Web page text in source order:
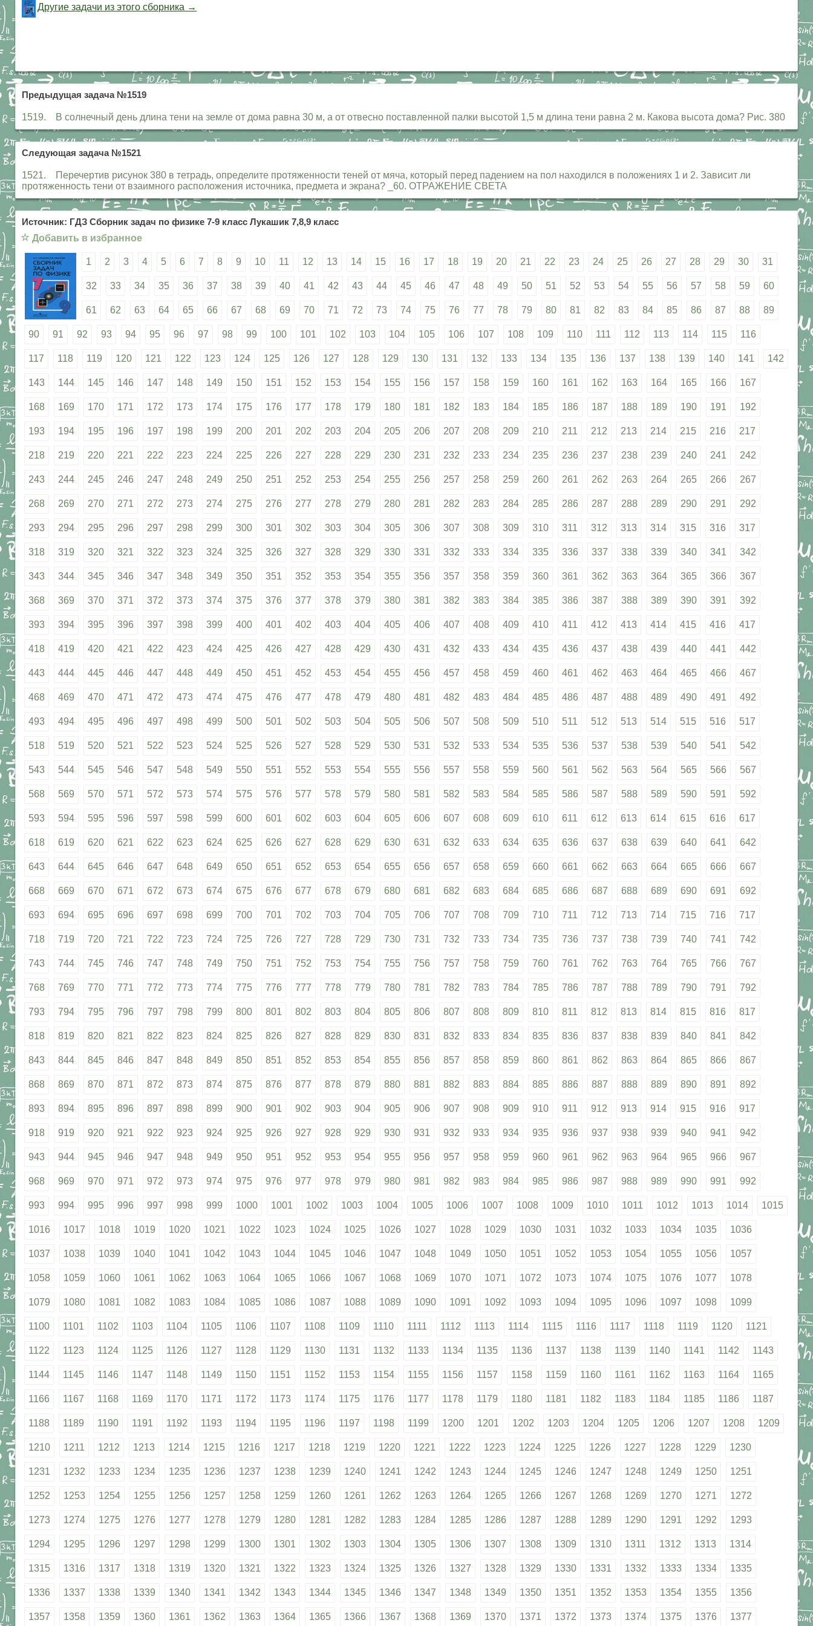
Другие задачи из этого сборника →
Предыдущая задача №1519
1519. В солнечный день длина тени на земле от дома равна 30 м, а от отвесно поставленной палки высотой 1,5 м длина тени равна 2 м. Какова высота дома? Рис. 380
Следующая задача №1521
1521. Перечертив рисунок 380 в тетрадь, определите протяженности теней от мяча, который перед падением на пол находился в положениях 1 и 2. Зависит ли
протяженность тени от взаимного расположения источника, предмета и экрана? _60. ОТРАЖЕНИЕ СВЕТА
Источник: ГДЗ Сборник задач по физике 7-9 класс Лукашик 7,8,9 класс
☆ Добавить в избранное
1 2 3 4 5 6 7 8 9 10 11 12 13 14 15 16 17 18 19 20 21 22 23 24 25 26 27 28 29 30 31
32 33 34 35 36 37 38 39 40 41 42 43 44 45 46 47 48 49 50 51 52 53 54 55 56 57 58 59 60
61 62 63 64 65 66 67 68 69 70 71 72 73 74 75 76 77 78 79 80 81 82 83 84 85 86 87 88 89
90 91 92 93 94 95 96 97 98 99 100 101 102 103 104 105 106 107 108 109 110 111 112 113 114 115 116
117 118 119 120 121 122 123 124 125 126 127 128 129 130 131 132 133 134 135 136 137 138 139 140 141 142
143 144 145 146 147 148 149 150 151 152 153 154 155 156 157 158 159 160 161 162 163 164 165 166 167
168 169 170 171 172 173 174 175 176 177 178 179 180 181 182 183 184 185 186 187 188 189 190 191 192
193 194 195 196 197 198 199 200 201 202 203 204 205 206 207 208 209 210 211 212 213 214 215 216 217
218 219 220 221 222 223 224 225 226 227 228 229 230 231 232 233 234 235 236 237 238 239 240 241 242
243 244 245 246 247 248 249 250 251 252 253 254 255 256 257 258 259 260 261 262 263 264 265 266 267
268 269 270 271 272 273 274 275 276 277 278 279 280 281 282 283 284 285 286 287 288 289 290 291 292
293 294 295 296 297 298 299 300 301 302 303 304 305 306 307 308 309 310 311 312 313 314 315 316 317
318 319 320 321 322 323 324 325 326 327 328 329 330 331 332 333 334 335 336 337 338 339 340 341 342
343 344 345 346 347 348 349 350 351 352 353 354 355 356 357 358 359 360 361 362 363 364 365 366 367
368 369 370 371 372 373 374 375 376 377 378 379 380 381 382 383 384 385 386 387 388 389 390 391 392
393 394 395 396 397 398 399 400 401 402 403 404 405 406 407 408 409 410 411 412 413 414 415 416 417
418 419 420 421 422 423 424 425 426 427 428 429 430 431 432 433 434 435 436 437 438 439 440 441 442
443 444 445 446 447 448 449 450 451 452 453 454 455 456 457 458 459 460 461 462 463 464 465 466 467
468 469 470 471 472 473 474 475 476 477 478 479 480 481 482 483 484 485 486 487 488 489 490 491 492
493 494 495 496 497 498 499 500 501 502 503 504 505 506 507 508 509 510 511 512 513 514 515 516 517
518 519 520 521 522 523 524 525 526 527 528 529 530 531 532 533 534 535 536 537 538 539 540 541 542
543 544 545 546 547 548 549 550 551 552 553 554 555 556 557 558 559 560 561 562 563 564 565 566 567
568 569 570 571 572 573 574 575 576 577 578 579 580 581 582 583 584 585 586 587 588 589 590 591 592
593 594 595 596 597 598 599 600 601 602 603 604 605 606 607 608 609 610 611 612 613 614 615 616 617
618 619 620 621 622 623 624 625 626 627 628 629 630 631 632 633 634 635 636 637 638 639 640 641 642
643 644 645 646 647 648 649 650 651 652 653 654 655 656 657 658 659 660 661 662 663 664 665 666 667
668 669 670 671 672 673 674 675 676 677 678 679 680 681 682 683 684 685 686 687 688 689 690 691 692
693 694 695 696 697 698 699 700 701 702 703 704 705 706 707 708 709 710 711 712 713 714 715 716 717
718 719 720 721 722 723 724 725 726 727 728 729 730 731 732 733 734 735 736 737 738 739 740 741 742
743 744 745 746 747 748 749 750 751 752 753 754 755 756 757 758 759 760 761 762 763 764 765 766 767
768 769 770 771 772 773 774 775 776 777 778 779 780 781 782 783 784 785 786 787 788 789 790 791 792
793 794 795 796 797 798 799 800 801 802 803 804 805 806 807 808 809 810 811 812 813 814 815 816 817
818 819 820 821 822 823 824 825 826 827 828 829 830 831 832 833 834 835 836 837 838 839 840 841 842
843 844 845 846 847 848 849 850 851 852 853 854 855 856 857 858 859 860 861 862 863 864 865 866 867
868 869 870 871 872 873 874 875 876 877 878 879 880 881 882 883 884 885 886 887 888 889 890 891 892
893 894 895 896 897 898 899 900 901 902 903 904 905 906 907 908 909 910 911 912 913 914 915 916 917
918 919 920 921 922 923 924 925 926 927 928 929 930 931 932 933 934 935 936 937 938 939 940 941 942
943 944 945 946 947 948 949 950 951 952 953 954 955 956 957 958 959 960 961 962 963 964 965 966 967
968 969 970 971 972 973 974 975 976 977 978 979 980 981 982 983 984 985 986 987 988 989 990 991 992
993 994 995 996 997 998 999 1000 1001 1002 1003 1004 1005 1006 1007 1008 1009 1010 1011 1012 1013 1014 1015
1016 1017 1018 1019 1020 1021 1022 1023 1024 1025 1026 1027 1028 1029 1030 1031 1032 1033 1034 1035 1036
1037 1038 1039 1040 1041 1042 1043 1044 1045 1046 1047 1048 1049 1050 1051 1052 1053 1054 1055 1056 1057
1058 1059 1060 1061 1062 1063 1064 1065 1066 1067 1068 1069 1070 1071 1072 1073 1074 1075 1076 1077 1078
1079 1080 1081 1082 1083 1084 1085 1086 1087 1088 1089 1090 1091 1092 1093 1094 1095 1096 1097 1098 1099
1100 1101 1102 1103 1104 1105 1106 1107 1108 1109 1110 1111 1112 1113 1114 1115 1116 1117 1118 1119 1120 1121
1122 1123 1124 1125 1126 1127 1128 1129 1130 1131 1132 1133 1134 1135 1136 1137 1138 1139 1140 1141 1142 1143
1144 1145 1146 1147 1148 1149 1150 1151 1152 1153 1154 1155 1156 1157 1158 1159 1160 1161 1162 1163 1164 1165
1166 1167 1168 1169 1170 1171 1172 1173 1174 1175 1176 1177 1178 1179 1180 1181 1182 1183 1184 1185 1186 1187
1188 1189 1190 1191 1192 1193 1194 1195 1196 1197 1198 1199 1200 1201 1202 1203 1204 1205 1206 1207 1208 1209
1210 1211 1212 1213 1214 1215 1216 1217 1218 1219 1220 1221 1222 1223 1224 1225 1226 1227 1228 1229 1230
1231 1232 1233 1234 1235 1236 1237 1238 1239 1240 1241 1242 1243 1244 1245 1246 1247 1248 1249 1250 1251
1252 1253 1254 1255 1256 1257 1258 1259 1260 1261 1262 1263 1264 1265 1266 1267 1268 1269 1270 1271 1272
1273 1274 1275 1276 1277 1278 1279 1280 1281 1282 1283 1284 1285 1286 1287 1288 1289 1290 1291 1292 1293
1294 1295 1296 1297 1298 1299 1300 1301 1302 1303 1304 1305 1306 1307 1308 1309 1310 1311 1312 1313 1314
1315 1316 1317 1318 1319 1320 1321 1322 1323 1324 1325 1326 1327 1328 1329 1330 1331 1332 1333 1334 1335
1336 1337 1338 1339 1340 1341 1342 1343 1344 1345 1346 1347 1348 1349 1350 1351 1352 1353 1354 1355 1356
1357 1358 1359 1360 1361 1362 1363 1364 1365 1366 1367 1368 1369 1370 1371 1372 1373 1374 1375 1376 1377